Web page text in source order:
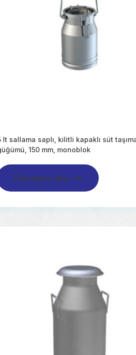
lt sallama saplı, kilitli kapaklı süt
150 mm, monoblok
Devamını oku